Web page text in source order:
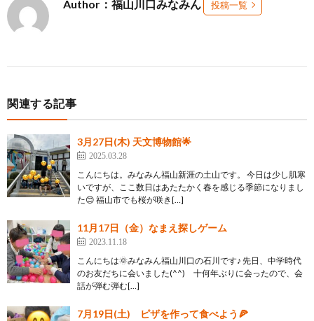
Author：福山川口みなみん 投稿一覧
関連する記事
3月27日(木) 天文博物館🌟
2025.03.28
こんにちは。みなみん福山新涯の土山です。 今日は少し肌寒
いですが、ここ数日はあたたかく春を感じる季節になりまし
た😊 福山市でも桜が咲き[…]
11月17日（金）なまえ探しゲーム
2023.11.18
こんにちは🌞みなみん福山川口の石川です♪ 先日、中学時代
のお友だちに会いました(^^) 十何年ぶりに会ったので、会
話が弾む弾む[…]
7月19日(土) ピザを作って食べよう🍕